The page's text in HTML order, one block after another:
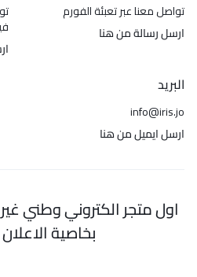
تواصل معنا عبر تعبئة الفورم
ارسل رسالة من هنا
البريد
info@iris.jo
ارسل ايميل من هنا
اول متجر الكتروني وطني
بخاصية